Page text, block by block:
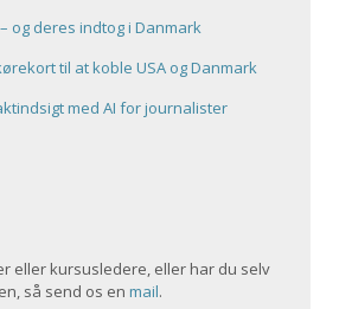
og deres indtog i Danmark
til at koble USA og Danmark
med AI for journalister
eller kursusledere, eller har du selv
så send os enmail.